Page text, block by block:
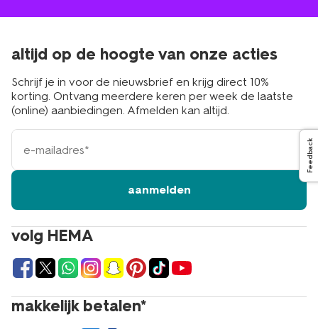
volg HEMA
makkelijk betalen*
altijd op de hoogte van onze acties
Schrijf je in voor de nieuwsbrief en krijg direct 10%
korting. Ontvang meerdere keren per week de laatste
(online) aanbiedingen. Afmelden kan altijd.
e-
mailadres
aanmelden
Feedback